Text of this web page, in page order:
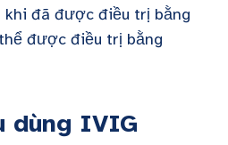
khi đã được điều trị bằng
được điều trị bằng
dùng IVIG